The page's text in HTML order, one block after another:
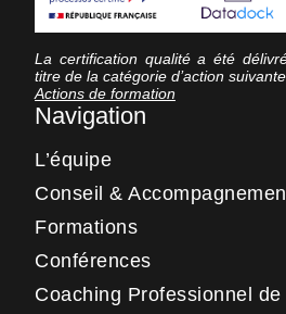
La certification qualité a été
titre de la catégorie d’action
Actions de formation
Navigation
L’équipe
Conseil &
Formations
Conférences
Coaching Professionnel